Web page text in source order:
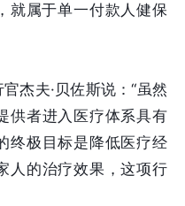
就属于单一付款人健保
杰夫·贝佐斯说：“虽然
供者进入医疗体系具有
终极目标是降低医疗经
人的治疗效果，这项行